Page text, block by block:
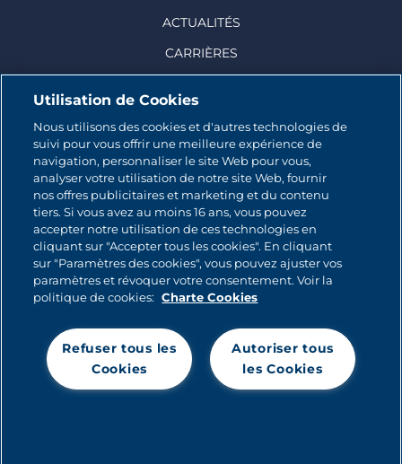
ACTUALITÉS
CARRIÈRES
© 2026 CATALINA MARKETING INC.
Contact
Plan du site
Politique relative aux cookies
Mentions légales
Crédits
Utilisation de Cookies
Nous utilisons des cookies et d'autres technologies de
suivi pour vous offrir une meilleure expérience de
navigation, personnaliser le site Web pour vous,
analyser votre utilisation de notre site Web, fournir
nos offres publicitaires et marketing et du contenu
tiers. Si vous avez au moins 16 ans, vous pouvez
accepter notre utilisation de ces technologies en
cliquant sur "Accepter tous les cookies". En cliquant
sur "Paramètres des cookies", vous pouvez ajuster vos
paramètres et révoquer votre consentement. Voir la
politique de cookies: Charte Cookies
Autoriser tous
les Cookies
Refuser tous les
Cookies